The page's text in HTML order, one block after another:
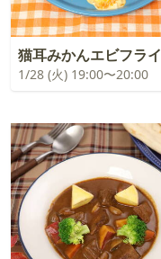
猫耳みかんエビフライ
1/28 (火) 19:00〜20:00